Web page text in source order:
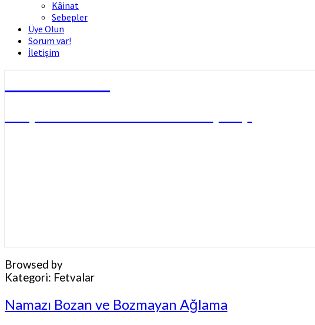
Kâinat
Sebepler
Üye Olun
Sorum var!
İletişim
Browsed by
Kategori: Fetvalar
Namazı
Bozan
Namazı Bozan ve Bozmayan Ağlama